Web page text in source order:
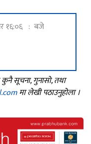
१६:०६ : बजे
कुनै सूचना, गुनासो, तथा
मा लेखी पठाउनुहोला ।